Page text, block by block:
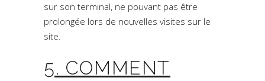
sur son terminal, ne pouvant pas être
prolongée lors de nouvelles visites sur le
site.
5. COMMENT